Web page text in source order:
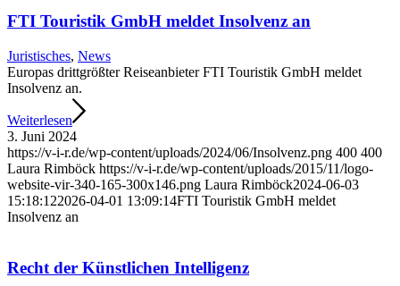
FTI Touristik GmbH meldet Insolvenz an
Juristisches, News
Europas drittgrößter Reiseanbieter FTI Touristik GmbH meldet
Insolvenz an.
Weiterlesen
3. Juni 2024
https://v-i-r.de/wp-content/uploads/2024/06/Insolvenz.png 400 400
Laura Rimböck https://v-i-r.de/wp-content/uploads/2015/11/logo-
website-vir-340-165-300x146.png Laura Rimböck2024-06-03
15:18:122026-04-01 13:09:14FTI Touristik GmbH meldet
Insolvenz an
Recht der Künstlichen Intelligenz